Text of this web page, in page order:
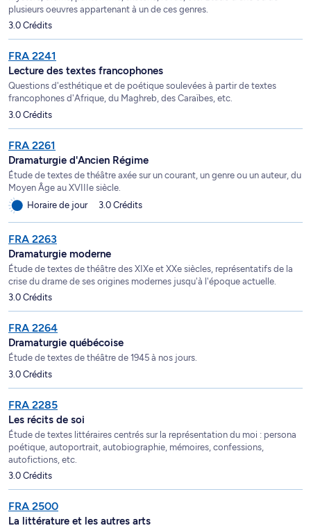
plusieurs oeuvres appartenant à un de ces genres.
3.0 Crédits
FRA 2241
Lecture des textes francophones
Questions d'esthétique et de poétique soulevées à partir de textes
francophones d'Afrique, du Maghreb, des Caraïbes, etc.
3.0 Crédits
FRA 2261
Dramaturgie d'Ancien Régime
Étude de textes de théâtre axée sur un courant, un genre ou un auteur, du
Moyen Âge au XVIIIe siècle.
Horaire de jour
3.0 Crédits
FRA 2263
Dramaturgie moderne
Étude de textes de théâtre des XIXe et XXe siècles, représentatifs de la
crise du drame de ses origines modernes jusqu'à l'époque actuelle.
3.0 Crédits
FRA 2264
Dramaturgie québécoise
Étude de textes de théâtre de 1945 à nos jours.
3.0 Crédits
FRA 2285
Les récits de soi
Étude de textes littéraires centrés sur la représentation du moi : persona
poétique, autoportrait, autobiographie, mémoires, confessions,
autofictions, etc.
3.0 Crédits
FRA 2500
La littérature et les autres arts